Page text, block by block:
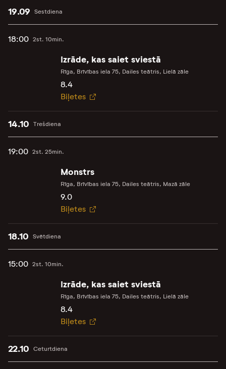
Sestdiena
19.09
18:00 2st. 10min.
Izrāde, kas saiet sviestā
Rīga, Brīvības iela 75, Dailes teātris, Lielā zāle
8.4
Biļetes
Trešdiena
14.10
19:00 2st. 25min.
Monstrs
Rīga, Brīvības iela 75, Dailes teātris, Mazā zāle
9.0
Biļetes
Svētdiena
18.10
15:00 2st. 10min.
Izrāde, kas saiet sviestā
Rīga, Brīvības iela 75, Dailes teātris, Lielā zāle
8.4
Biļetes
Ceturtdiena
22.10